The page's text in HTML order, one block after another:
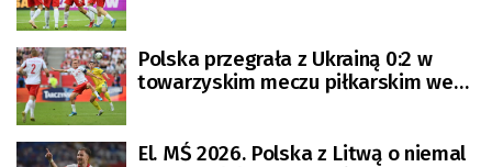
Polska przegrała z Ukrainą 0:2 w
towarzyskim meczu piłkarskim we
El. MŚ 2026. Polska z Litwą o niemal